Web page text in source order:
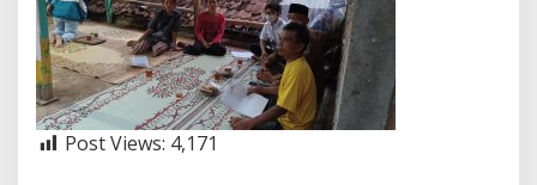
Post Views: 4,171